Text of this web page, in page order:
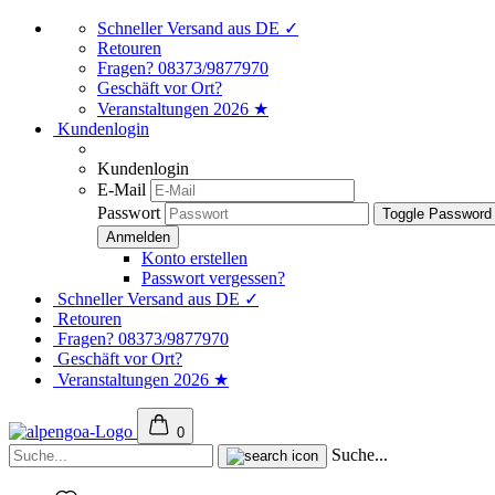
Schneller Versand aus DE ✓
Retouren
Fragen? 08373/9877970
Geschäft vor Ort?
Veranstaltungen 2026 ★
Kundenlogin
Kundenlogin
E-Mail
Passwort
Toggle
Konto erstellen
Passwort vergessen?
Schneller Versand aus DE ✓
Retouren
Fragen? 08373/9877970
Geschäft vor Ort?
Veranstaltungen 2026 ★
0
Suche...